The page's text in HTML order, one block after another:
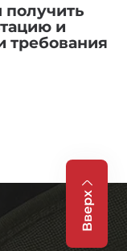
получить
и
требования
Вверх